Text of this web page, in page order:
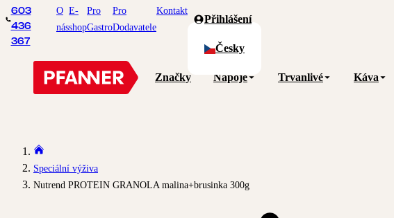
603
436
367
O
nás
E-
shop
Pro
Gastro
Pro
Dodavatele
Kontakt
Česky
Přihlášení
Značky Nápoje Trvanlivé Káva
Speciální výživa
Nutrend PROTEIN GRANOLA malina+brusinka 300g